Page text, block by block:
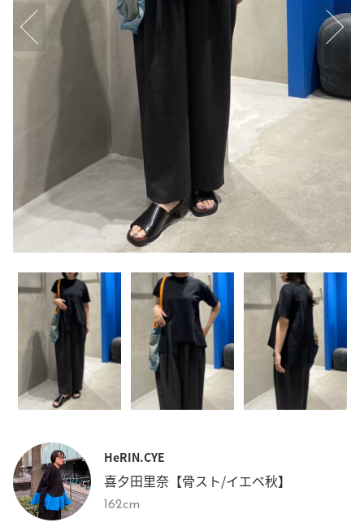
HeRIN.CYE
喜夕田里奈【骨スト/イエベ秋】
162cm